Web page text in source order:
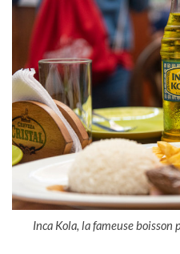
Inca Kola, la fameuse boisson